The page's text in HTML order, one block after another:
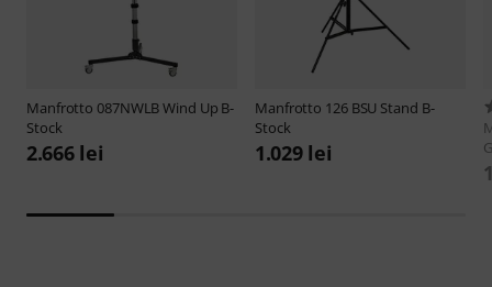
Manfrotto 087NWLB Wind Up B-
Stock
2.666 lei
Manfrotto 126 BSU Stand B-
Stock
1.029 lei